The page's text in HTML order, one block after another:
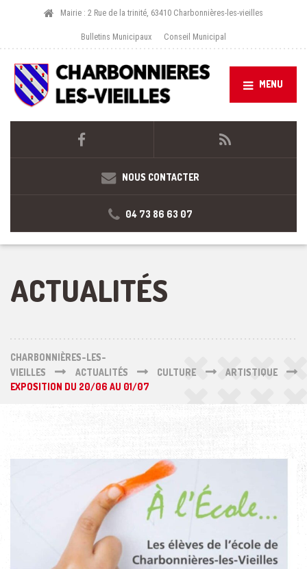
Mairie : 2 Rue de la trinité, 63410 Charbonnières-les-vieilles
Bulletins Municipaux Conseil Municipal
MENU
NOUS CONTACTER
04 73 86 63 07
ACTUALITÉS
CHARBONNIÈRES-LES-
VIEILLES
ACTUALITÉS CULTURE
ARTISTIQUE
EXPOSITION DU 20/06 AU 01/07